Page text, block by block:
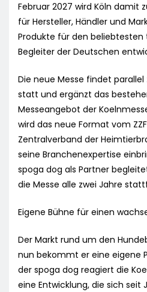
Februar 2027 wird Köln damit
für Hersteller, Händler und
Produkte für den beliebtesten
Begleiter der Deutschen
Die neue Messe findet parallel
statt und ergänzt das
Messeangebot der
wird das neue Format vom
Zentralverband der
seine Branchenexpertise
spoga dog als Partner
die Messe alle zwei Jahre
Eigene Bühne für einen
Der Markt rund um den
nun bekommt er eine eigene
der spoga dog reagiert die
eine Entwicklung, die sich seit